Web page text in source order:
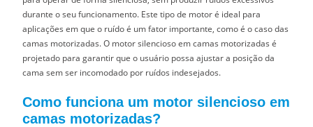
durante o seu funcionamento. Este tipo de motor é ideal para
aplicações em que o ruído é um fator importante, como é o caso das
camas motorizadas. O motor silencioso em camas motorizadas é
projetado para garantir que o usuário possa ajustar a posição da
cama sem ser incomodado por ruídos indesejados.
Como funciona um motor silencioso em
camas motorizadas?